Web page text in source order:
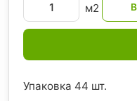
м2
Упаковка 44 шт.